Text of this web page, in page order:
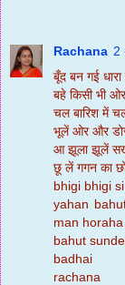
Rachana 2
बूँद बन गई धारा
बहे किसी भी ओर
चल बारिश में
भूलें ओर और
आ झूला झूलें
छू लें गगन का
bhigi bhigi
yahan
man
bahut
badhai
rachana